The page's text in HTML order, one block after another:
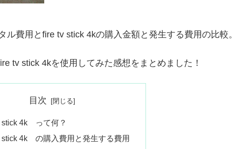
費用とfire tv stick 4kの購入金額と発生する費用の比較。
tv stick 4kを使用してみた感想をまとめました！
目次
stick 4k って何？
stick 4k の購入費用と発生する費用